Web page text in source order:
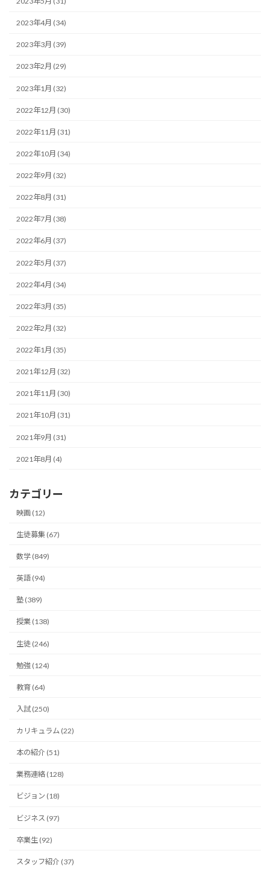
2023年4月 (34)
2023年3月 (39)
2023年2月 (29)
2023年1月 (32)
2022年12月 (30)
2022年11月 (31)
2022年10月 (34)
2022年9月 (32)
2022年8月 (31)
2022年7月 (38)
2022年6月 (37)
2022年5月 (37)
2022年4月 (34)
2022年3月 (35)
2022年2月 (32)
2022年1月 (35)
2021年12月 (32)
2021年11月 (30)
2021年10月 (31)
2021年9月 (31)
2021年8月 (4)
カテゴリー
映画 (12)
生徒募集 (67)
数学 (849)
英語 (94)
塾 (389)
授業 (138)
生徒 (246)
勉強 (124)
教育 (64)
入試 (250)
カリキュラム (22)
本の紹介 (51)
業務連絡 (128)
ビジョン (18)
ビジネス (97)
卒業生 (92)
スタッフ紹介 (37)